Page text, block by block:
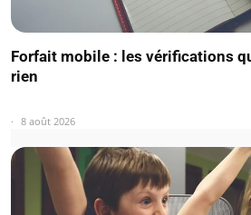
Forfait mobile : les vérifications
rien
8 août 2026